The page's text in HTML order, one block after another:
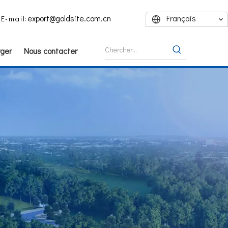
E-mail: export@goldsite.com.cn Français
Nous contacter